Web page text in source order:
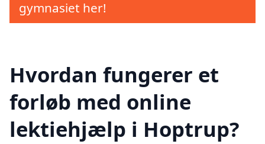
gymnasiet her!
Hvordan fungerer et
forløb med online
lektiehjælp i Hoptrup?